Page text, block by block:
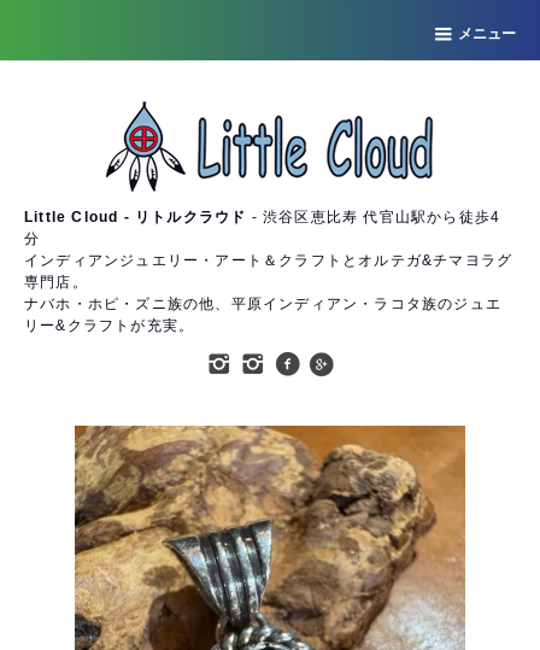
メニュー
Little Cloud - リトルクラウド - 渋谷区恵比寿 代官山駅から徒歩4
分
インディアンジュエリー・アート＆クラフトとオルテガ&チマヨラグ
専門店。
ナバホ・ホピ・ズニ族の他、平原インディアン・ラコタ族のジュエ
リー&クラフトが充実。